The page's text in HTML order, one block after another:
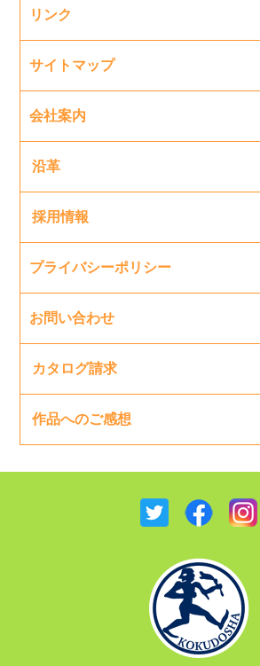
リンク
サイトマップ
会社案内
沿革
採用情報
プライバシーポリシー
お問い合わせ
カタログ請求
作品へのご感想